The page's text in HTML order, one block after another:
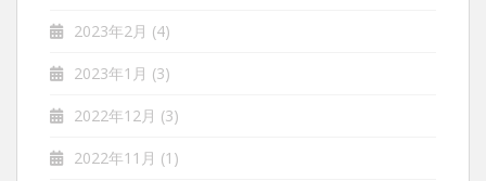
2023年2月 (4)
2023年1月 (3)
2022年12月 (3)
2022年11月 (1)